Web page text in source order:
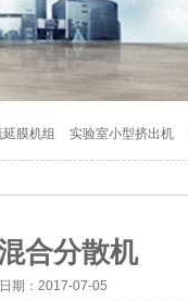
膜机组 实验室小型挤出机
合分散机
期：2017-07-05